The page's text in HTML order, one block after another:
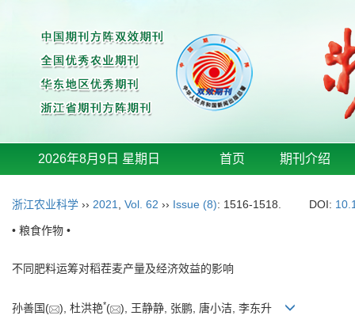
2026年8月9日 星期日 首页 期刊介绍
浙江农业科学 ›› 2021 Vol. 62 ›› Issue (8): 1516-1518. DOI:
• 粮食作物 •
不同肥料运筹对稻茬麦产量及经济效益的影响
孙善国( ), 杜洪艳*( ), 王静静, 张鹏, 唐小洁, 李东升